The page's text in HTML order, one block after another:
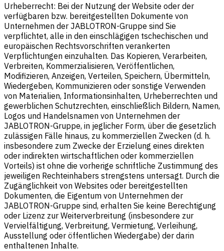
Urheberrecht: Bei der Nutzung der Website oder der
verfügbaren bzw. bereitgestellten Dokumente von
Unternehmen der JABLOTRON-Gruppe sind Sie
verpflichtet, alle in den einschlägigen tschechischen und
europäischen Rechtsvorschriften verankerten
Verpflichtungen einzuhalten. Das Kopieren, Verarbeiten,
Verbreiten, Kommerzialisieren, Veröffentlichen,
Modifizieren, Anzeigen, Verteilen, Speichern, Übermitteln,
Wiedergeben, Kommunizieren oder sonstige Verwenden
von Materialien, Informationsinhalten, Urheberrechten und
gewerblichen Schutzrechten, einschließlich Bildern, Namen,
Logos und Handelsnamen von Unternehmen der
JABLOTRON-Gruppe, in jeglicher Form, über die gesetzlich
zulässigen Fälle hinaus, zu kommerziellen Zwecken (d. h.
insbesondere zum Zwecke der Erzielung eines direkten
oder indirekten wirtschaftlichen oder kommerziellen
Vorteils) ist ohne die vorherige schriftliche Zustimmung des
jeweiligen Rechteinhabers strengstens untersagt. Durch die
Zugänglichkeit von Websites oder bereitgestellten
Dokumenten, die Eigentum von Unternehmen der
JABLOTRON-Gruppe sind, erhalten Sie keine Berechtigung
oder Lizenz zur Weiterverbreitung (insbesondere zur
Vervielfältigung, Verbreitung, Vermietung, Verleihung,
Ausstellung oder öffentlichen Wiedergabe) der darin
enthaltenen Inhalte.